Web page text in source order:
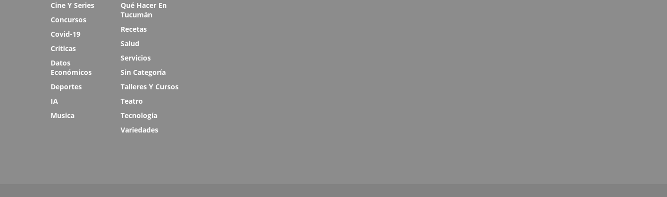
Cine Y Series
Concursos
Covid-19
Críticas
Datos
Económicos
Deportes
IA
Musica
Qué Hacer En
Tucumán
Recetas
Salud
Servicios
Sin Categoría
Talleres Y Cursos
Teatro
Tecnología
Variedades